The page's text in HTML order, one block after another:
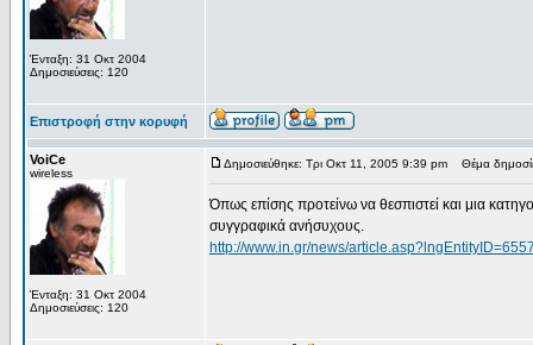
Ένταξη: 31 Οκτ 2004
Δημοσιεύσεις: 120
Επιστροφή στην κορυφή
VoiCe
wireless
Ένταξη: 31 Οκτ 2004
Δημοσιεύσεις: 120
Δημοσιεύθηκε: Τρι Οκτ 11, 2005 9:39 pm Θέμα
Όπως επίσης προτείνω να θεσπιστεί και μια
συγγραφικά ανήσυχους.
http://www.in.gr/news/